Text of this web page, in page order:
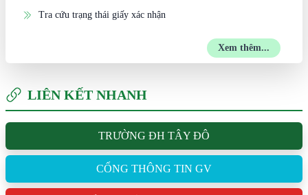
Tra cứu trạng thái giấy xác nhận
Xem thêm...
LIÊN KẾT NHANH
TRƯỜNG ĐH TÂY ĐÔ
CỔNG THÔNG TIN GV